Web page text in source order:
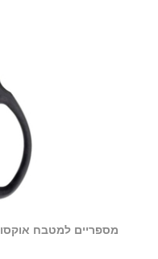
מספריים למטבח אוקסו